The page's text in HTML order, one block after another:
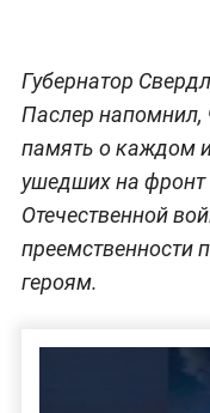
Губернатор
Паслер напомнил,
память о каждом
ушедших на
Отечественной
преемственности
героям.